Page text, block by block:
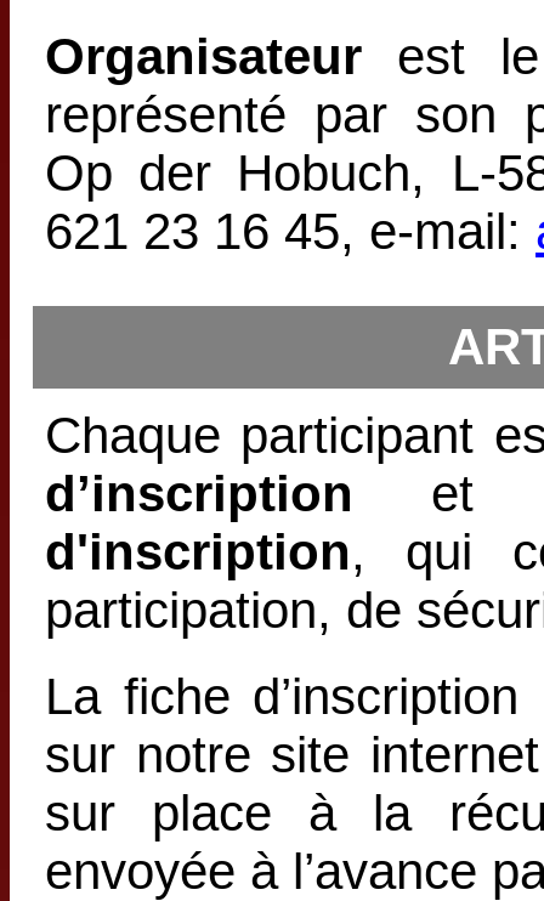
Organisateur est le
représenté par son
Op der Hobuch, L-
621 23 16 45, e-mail:
Chaque participant
d’inscription et
d'inscription, qui
participation, de
La fiche
sur notre site
sur place à la
envoyée à l’avance